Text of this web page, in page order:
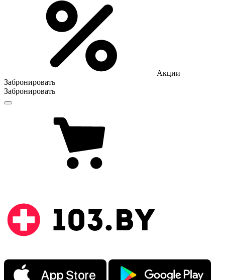
Акции
Забронировать
Забронировать